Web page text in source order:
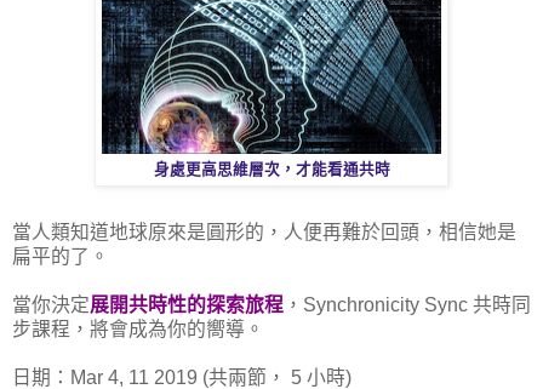
身處更高思維層次，才能看通共時
當人類知道地球原來是圓形的，人便再難於回頭，相信她是
扁平的了。
當你決定展開共時性的探索旅程 ，Synchronicity Sync 共時同
步課程，將會成為你的嚮導。
日期：Mar 4, 11 2019 (共兩節， 5 小時)